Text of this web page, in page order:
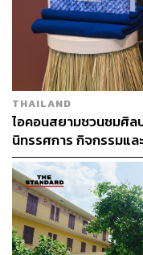
SIRANINN
ระดับ Best in Class
สร้างบ้านเพื่อคุณภาพที่
ของความสะดวกสบา
การออกแบบทุกพื้นที่ภ
ทุกคนในครอบครัว แล
และปรับเปลี่ยนได้อย่า
คำนึงถึง Shading ของ
ธรรมชาติส่องถึง เพิ่ม
เสริมความสะดวกสบา
ระบบเตือนการบำรุงรั
ตัวเองได้ และระบบรัก
THAILAND
ไอคอนสยามชวนชมศิล
นิทรรศการ กิจกรรมแ
แม่ [ADVERTORIAL]